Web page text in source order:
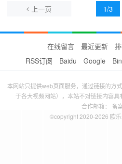
上一页 1/3
在线留言 最近更新
RSS订阅
Baidu Google
本网站只提供web页面服务，通过链接的方
于各大视频网站），本站不对链接内容
合作邮箱： 备案
©copyright 2020-2026 欧